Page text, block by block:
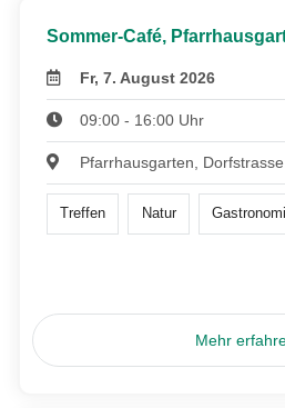
Sommer-Café,
Fr, 7. August 2026
09:00 - 16:00 Uhr
Pfarrhausgarten,
Treffen Natur
Mehr